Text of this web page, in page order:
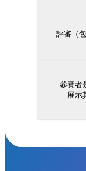
評審（
參賽者
展示